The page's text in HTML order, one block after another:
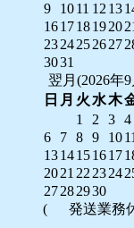
9
1011 12 13
1617181920
2324252627
3031
翌月(2026年
日 月 火 水木
1
2 3 4
6
7 8 9 1011
1314151617
2021 22 2324
27282930
(
発送業務